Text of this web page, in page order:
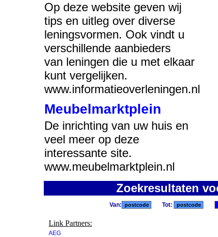
Op deze website geven wij
tips en uitleg over diverse
leningsvormen. Ook vindt u
verschillende aanbieders
van leningen die u met elkaar
kunt vergelijken.
www.informatieoverleningen.nl
Meubelmarktplein
De inrichting van uw huis en
veel meer op deze
interessante site.
www.meubelmarktplein.nl
Zoekresultaten
Link Partners:
AEG
Van: Tot: